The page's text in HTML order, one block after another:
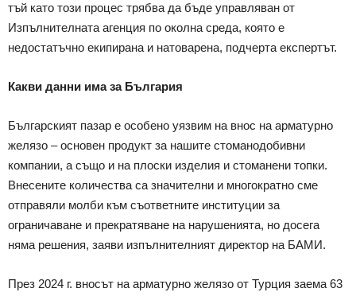
тъй като този процес трябва да бъде управляван от
Изпълнителната агенция по околна среда, която е
недостатъчно екипирана и натоварена, подчерта експертът.
Какви данни има за България
Българският пазар е особено уязвим на внос на арматурно
желязо – основен продукт за нашите стоманодобивни
компании, а също и на плоски изделия и стоманени топки.
Внесените количества са значителни и многократно сме
отправяли молби към съответните институции за
ограничаване и прекратяване на нарушенията, но досега
няма решения, заяви изпълнителният директор на БАМИ.
През 2024 г. вносът на арматурно желязо от Турция заема 63